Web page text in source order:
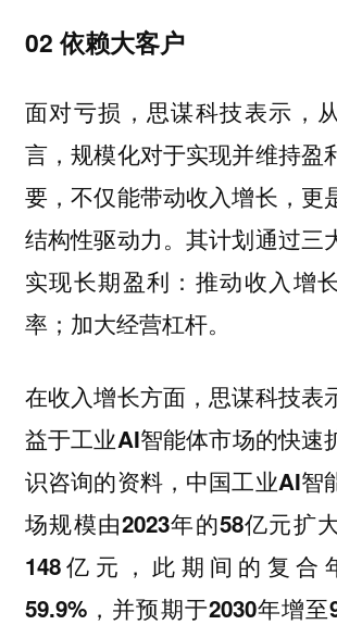
02 依赖大客户
面对亏损，思谋科技表示，
言，规模化对于实现并维持盈
要，不仅能带动收入增长，更
结构性驱动力。其计划通过三
实现长期盈利：推动收入增
率；加大经营杠杆。
在收入增长方面，思谋科技表
益于工业AI智能体市场的快速
识咨询的资料，中国工业AI智
场规模由2023年的58亿元扩
148亿元，此期间的复合
59.9%，并预期于2030年增至